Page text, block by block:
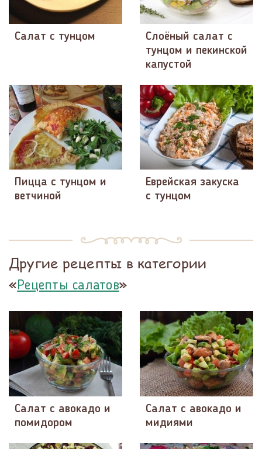
Салат с тунцом
Слоёный салат с
тунцом и пекинской
капустой
Пицца с тунцом и
ветчиной
Еврейская закуска
с тунцом
Другие рецепты в категории
«Рецепты салатов»
Салат с авокадо и
помидором
Салат с авокадо и
мидиями